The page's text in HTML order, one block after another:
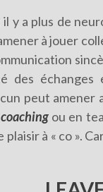
y a plus de
à jouer
des
peut amener
ou en
à « co ».